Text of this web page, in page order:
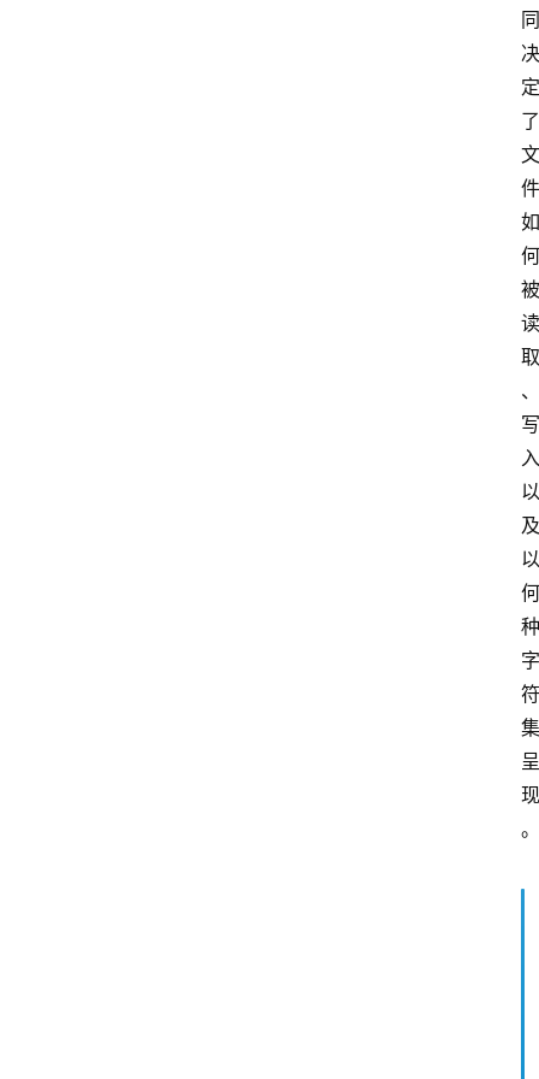
同
决
定
了
文
件
如
何
被
读
取
、
写
入
以
及
以
何
种
字
符
集
呈
现
。